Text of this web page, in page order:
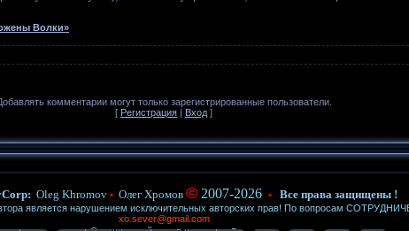
Волки»
комментарии могут только зарегистрированные пользователи.
[ Регистрация | Вход ]
Oleg Khromov • Олег Хромов © 2007-2026 • Все права защищены !
является нарушением исключительных авторских прав! По вопросам
xo.sever@gmail.com